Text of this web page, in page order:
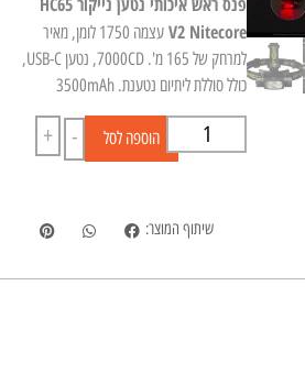
פנס ראש איכותי נטען נייקור HC65
V2 Nitecore
עצמה 1750 לומן, מאיר
למרחק של 165 מ'. 7000CD, נטען USB-C,
כולל סוללת ליתיום נטענת. 3500mAh
-
+ הוספה לסל
שיתוף המוצר: